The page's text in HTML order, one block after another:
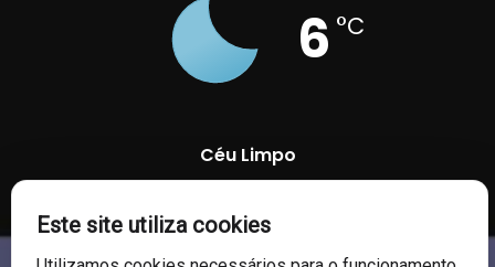
6 °C
Céu Limpo
89 % 1009 mb
Este site utiliza cookies